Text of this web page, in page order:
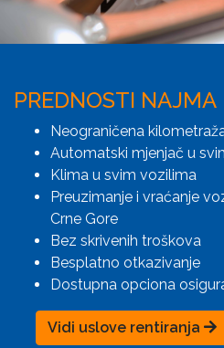
PREDNOSTI NAJMA
Neograničena
Automatski mjenjač u
Klima u svim vozilima
Preuzimanje i vraćanje
Crne Gore
Bez skrivenih troškova
Besplatno otkazivanje
Dostupna opciona
Vidi uslove rentiranja